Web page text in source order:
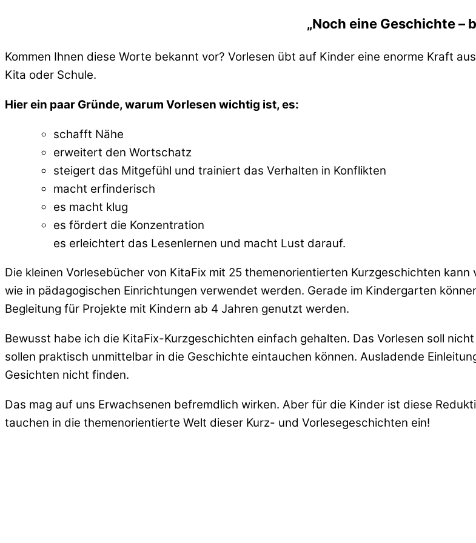
„Noch eine Geschichte –
Kommen Ihnen diese Worte bekannt vor? Vorlesen übt auf Kinder eine enorme Kraft
Kita oder Schule.
Hier ein paar Gründe, warum Vorlesen wichtig ist, es:
schafft Nähe
erweitert den Wortschatz
steigert das Mitgefühl und trainiert das Verhalten in Konflikten
macht erfinderisch
es macht klug
es fördert die Konzentration
es erleichtert das Lesenlernen und macht Lust darauf.
Die kleinen Vorlesebücher von KitaFix mit 25 themenorientierten Kurzgeschichten
wie in pädagogischen Einrichtungen verwendet werden. Gerade im Kindergarten
Begleitung für Projekte mit Kindern ab 4 Jahren genutzt werden.
Bewusst habe ich die KitaFix-Kurzgeschichten einfach gehalten. Das Vorlesen soll
sollen praktisch unmittelbar in die Geschichte eintauchen können. Ausladende
Gesichten nicht finden.
Das mag auf uns Erwachsenen befremdlich wirken. Aber für die Kinder ist diese
tauchen in die themenorientierte Welt dieser Kurz- und Vorlesegeschichten ein!